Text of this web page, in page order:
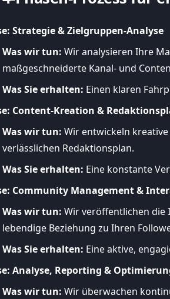
Strategie & Zielgruppen-Analyse
Was wir tun: Wir analysieren Ihre
maßgeschneiderte Kanal- und
Was Sie erhalten: Einen klaren
Content-Kreation &
Was wir tun: Wir entwickeln
verlässlichen Redaktionsplan.
Was Sie erhalten: Eine konstante
Community Management &
Was wir tun: Wir veröffentlichen die
lebendige Beziehung zu Ihren
Was Sie erhalten: Eine aktive,
Analyse, Reporting &
Was wir tun: Wir überwachen